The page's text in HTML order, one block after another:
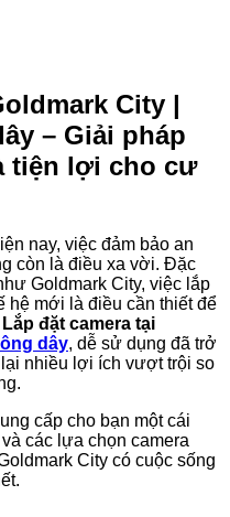
City |
– Giải pháp
tiện lợi cho cư
nay, việc đảm bảo an
còn là điều xa vời. Đặc
Goldmark City, việc lắp
hệ mới là điều cần thiết để
Lắp đặt camera tại
dây, dễ sử dụng đã trở
nhiều lợi ích vượt trội so
cấp cho bạn một cái
các lựa chọn camera
City có cuộc sống